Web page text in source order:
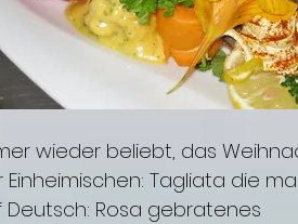
wieder beliebt, das
Einheimischen: Tagliata die
Deutsch: Rosa gebratenes